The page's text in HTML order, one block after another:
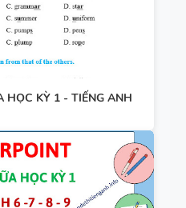
HỌC KỲ 1 - TIẾNG ANH